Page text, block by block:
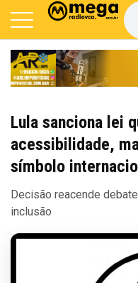
Lula sanciona lei
acessibilidade,
símbolo
Decisão reacende
inclusão